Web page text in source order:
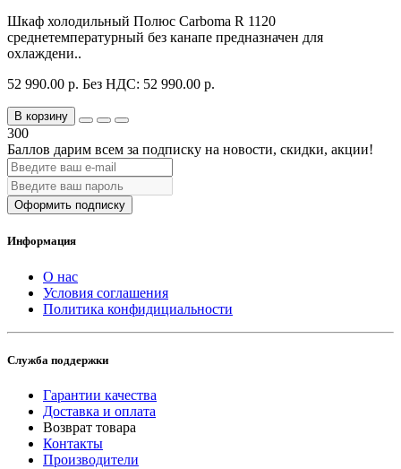
Шкаф холодильный Полюс Carboma R 1120
среднетемпературный без канапе предназначен для
охлаждени..
52 990.00 р. Без НДС: 52 990.00 р.
В корзину
300
Баллов дарим всем за подписку на новости, скидки, акции!
Оформить подписку
Информация
О нас
Условия соглашения
Политика конфидициальности
Служба поддержки
Гарантии качества
Доставка и оплата
Возврат товара
Контакты
Производители